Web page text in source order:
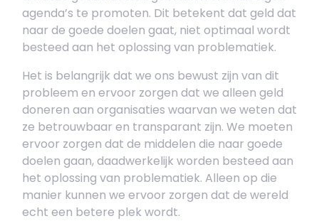
agenda’s te promoten. Dit betekent dat geld dat
naar de goede doelen gaat, niet optimaal wordt
besteed aan het oplossing van problematiek.
Het is belangrijk dat we ons bewust zijn van dit
probleem en ervoor zorgen dat we alleen geld
doneren aan organisaties waarvan we weten dat
ze betrouwbaar en transparant zijn. We moeten
ervoor zorgen dat de middelen die naar goede
doelen gaan, daadwerkelijk worden besteed aan
het oplossing van problematiek. Alleen op die
manier kunnen we ervoor zorgen dat de wereld
echt een betere plek wordt.